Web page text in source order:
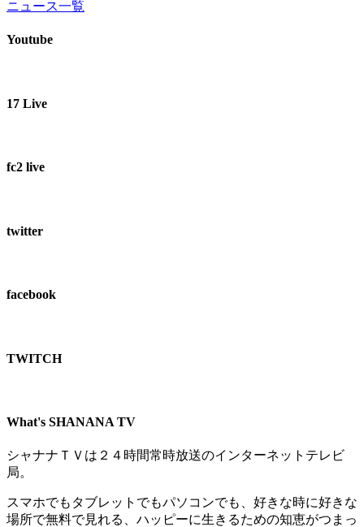
ニュース一覧
Youtube
17 Live
fc2 live
twitter
facebook
TWITCH​
What's SHANANA TV
シャナナＴＶは２４時間常時放送のインターネットテレビ
局。
スマホでもタブレットでもパソコンでも、好きな時に好きな
場所で無料で見れる、 ハッピーに生きるための知恵がつまっ